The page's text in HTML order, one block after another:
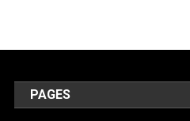
PAGES